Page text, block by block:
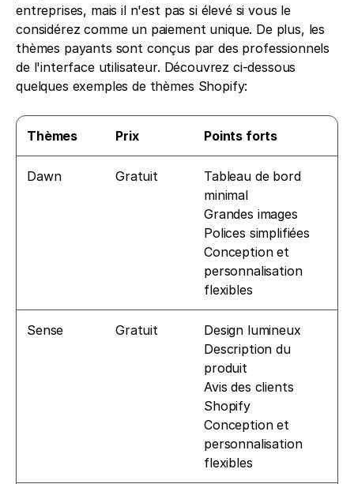
entreprises, mais il n'est pas si élevé si vous le
considérez comme un paiement unique. De plus, les
thèmes payants sont conçus par des professionnels
de l'interface utilisateur. Découvrez ci-dessous
quelques exemples de thèmes Shopify:
Thèmes Prix Points forts
Dawn Gratuit
Tableau de bord
minimal
Grandes images
Polices simplifiées
Conception et
personnalisation
flexibles
Sense Gratuit
Design lumineux
Description du
produit
Avis des clients
Shopify
Conception et
personnalisation
flexibles